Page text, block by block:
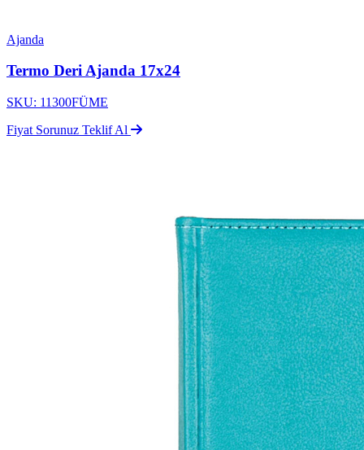
Ajanda
Termo Deri Ajanda 17x24
SKU: 11300FÜME
Fiyat Sorunuz Teklif Al